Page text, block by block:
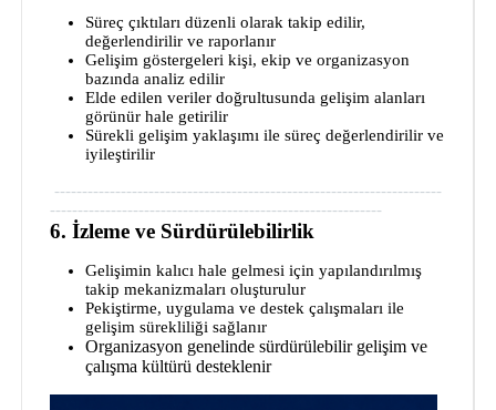
Süreç çıktıları düzenli olarak takip edilir,
değerlendirilir ve raporlanır
Gelişim göstergeleri kişi, ekip ve organizasyon
bazında analiz edilir
Elde edilen veriler doğrultusunda gelişim alanları
görünür hale getirilir
Sürekli gelişim yaklaşımı ile süreç değerlendirilir ve
iyileştirilir
----------------------------------------------------------------------
------------------------------------------------------------
6. İzleme ve Sürdürülebilirlik
Gelişimin kalıcı hale gelmesi için yapılandırılmış
takip mekanizmaları oluşturulur
Pekiştirme, uygulama ve destek çalışmaları ile
gelişim sürekliliği sağlanır
Organizasyon genelinde sürdürülebilir gelişim ve
çalışma kültürü desteklenir